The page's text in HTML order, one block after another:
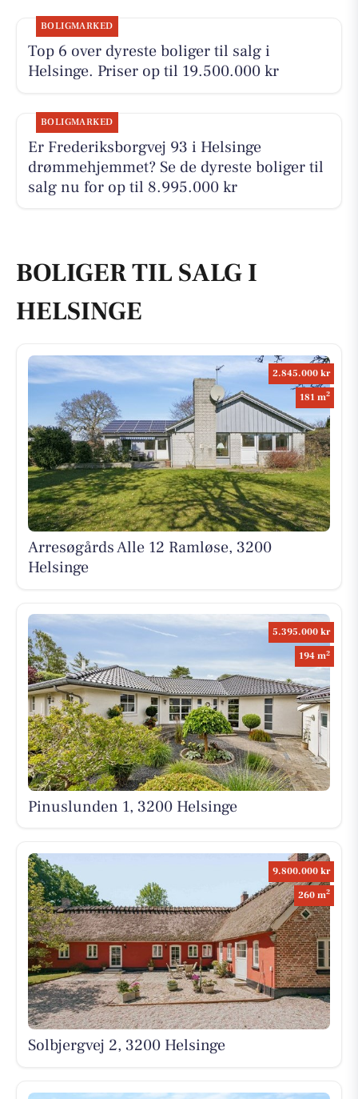
BOLIGMARKED
Top 6 over dyreste boliger til salg i
Helsinge. Priser op til 19.500.000 kr
BOLIGMARKED
Er Frederiksborgvej 93 i Helsinge
drømmehjemmet? Se de dyreste boliger til
salg nu for op til 8.995.000 kr
BOLIGER TIL SALG I
HELSINGE
2.845.000 kr
181 m2
Arresøgårds Alle 12 Ramløse, 3200
Helsinge
5.395.000 kr
194 m2
Pinuslunden 1, 3200 Helsinge
9.800.000 kr
260 m2
Solbjergvej 2, 3200 Helsinge